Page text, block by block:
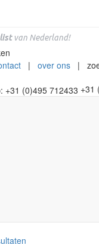
van Nederland!
| over ons |
+31